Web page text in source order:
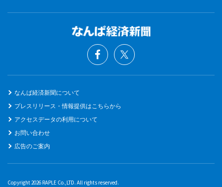
なんば経済新聞について
プレスリリース・情報提供はこちらから
アクセスデータの利用について
お問い合わせ
広告のご案内
Copyright 2026 RAPLE Co.,LTD. All rights reserved.